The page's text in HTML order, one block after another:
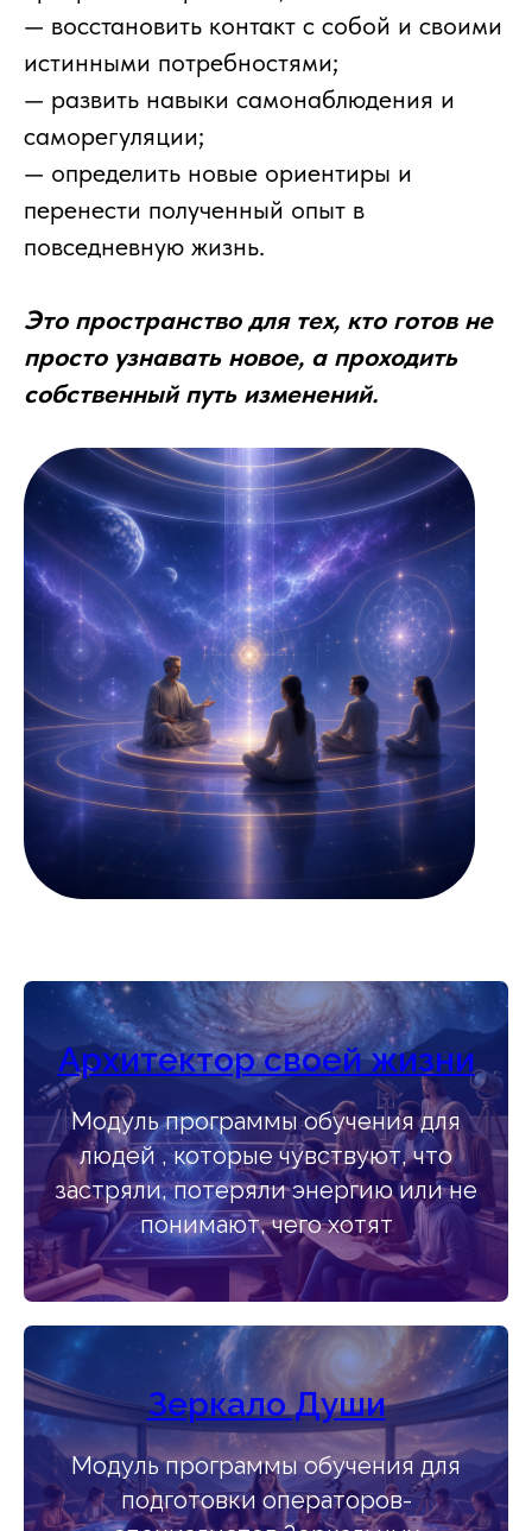
— восстановить контакт с собой и своими
истинными потребностями;
— развить навыки самонаблюдения и
саморегуляции;
— определить новые ориентиры и
перенести полученный опыт в
повседневную жизнь.
Это пространство для тех, кто готов не
просто узнавать новое, а проходить
собственный путь изменений.
Архитектор своей жизни
Модуль программы обучения для
людей , которые чувствуют, что
застряли, потеряли энергию или не
понимают, чего хотят
Зеркало Души
Модуль программы обучения для
подготовки операторов-